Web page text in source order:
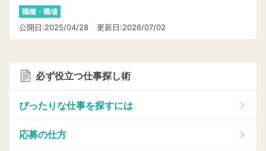
職種・職場
公開日:2025/04/28 更新日:2026/07/02
必ず役立つ仕事探し術
ぴったりな仕事を探すには
応募の仕方